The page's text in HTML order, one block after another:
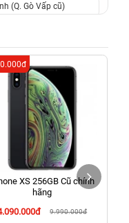
(Q. Gò Vấp cũ)
(Quận Tân Phú cũ)
Minh (Q.9 TP. Thủ
(Bình Thọ, TP. Thủ
(Bình Dương Cũ)
Hồ Chí Minh (TP. Vũng
Chí Minh (Tân Bình
XS 256GB Cũ chính
hãng
9.990.000đ